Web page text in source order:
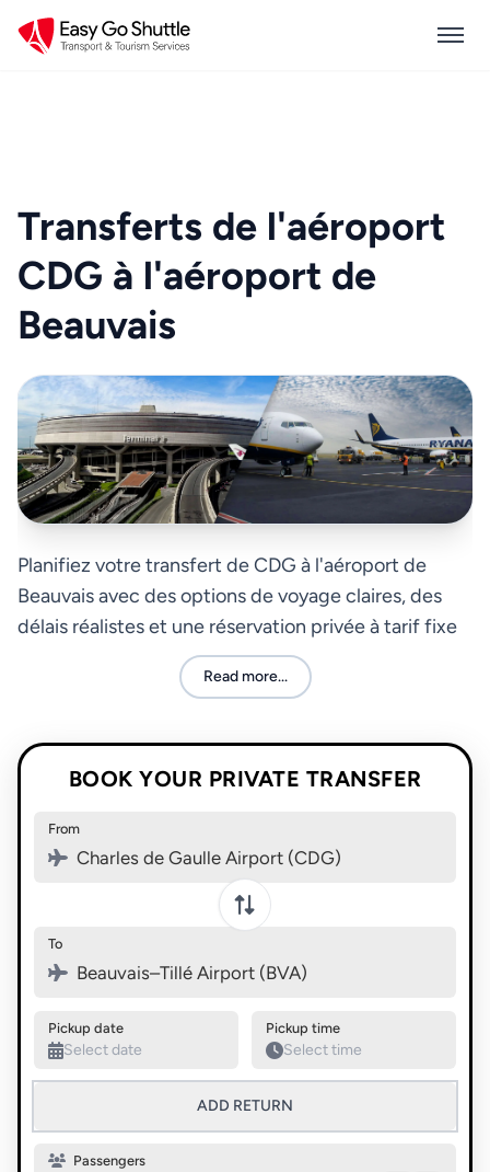
Transferts de l'aéroport
CDG à l'aéroport de
Beauvais
Planifiez votre transfert de CDG à l'aéroport de
Beauvais avec des options de voyage claires, des
délais réalistes et une réservation privée à tarif fixe
pour une connexion inter-aéroports plus fluide.
Read more...
BOOK YOUR PRIVATE TRANSFER
From
Charles de Gaulle Airport (CDG)
Swap pickup and destination
To
Beauvais–Tillé Airport (BVA)
Pickup date Pickup time
ADD RETURN
Passengers